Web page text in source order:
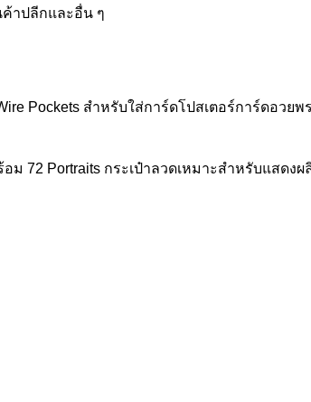
ค้าปลีกและอื่น ๆ
Pockets สำหรับใส่การ์ดโปสเตอร์การ์ดอว
อม 72 Portraits กระเป๋าลวดเหมาะสำหรับแสด